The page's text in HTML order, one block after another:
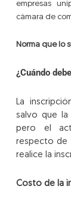
empresas
cámara de
Norma que lo
¿Cuándo
La
salvo que la
pero el
respecto de
realice la
Costo de la